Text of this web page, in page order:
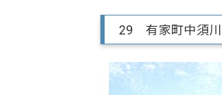
29 有家町中須川